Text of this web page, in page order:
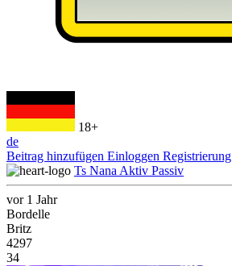
18+
de
Beitrag hinzufügen Einloggen Registrierung
Ts Nana Aktiv Passiv
vor 1 Jahr
Bordelle
Britz
4297
34